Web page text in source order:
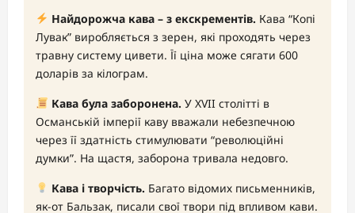
Найдорожча кава – з екскрементів. Кава “Копі
Лувак” виробляється з зерен, які проходять через
травну систему цивети. Її ціна може сягати 600
доларів за кілограм.
Кава була заборонена. У XVII столітті в
Османській імперії каву вважали небезпечною
через її здатність стимулювати “революційні
думки”. На щастя, заборона тривала недовго.
Кава і творчість. Багато відомих письменників,
як-от Бальзак, писали свої твори під впливом кави.